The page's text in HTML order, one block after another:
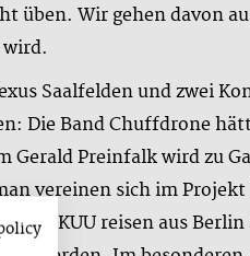
Wir gehen davon
Saalfelden und zwei
Die Band Chuffdrone
Gerald Preinfalk wird zu
vereinen sich im
KUU reisen aus